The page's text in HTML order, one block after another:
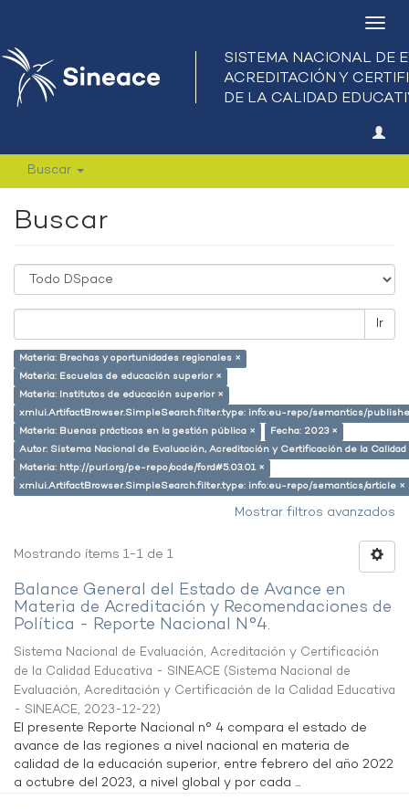
Buscar
Buscar
Ir
Materia: Brechas y oportunidades regionales ×
Materia: Escuelas de educación superior ×
Materia: Institutos de educación superior ×
xmlui.ArtifactBrowser.SimpleSearch.filter.type: info:eu-repo/semantics/
Materia: Buenas prácticas en la gestión pública ×
Fecha: 2023 ×
Autor: Sistema Nacional de Evaluación, Acreditación y Certificación de la
Materia: http://purl.org/pe-repo/ocde/ford#5.03.01 ×
xmlui.ArtifactBrowser.SimpleSearch.filter.type: info:eu-repo/semantics/article ×
Mostrar filtros avanzados
Mostrando ítems 1-1 de 1
Balance General del Estado de Avance en
Materia de Acreditación y Recomendaciones de
Política - Reporte Nacional N°4.
Sistema Nacional de Evaluación, Acreditación y Certificación
de la Calidad Educativa - SINEACE (Sistema Nacional de
Evaluación, Acreditación y Certificación de la Calidad Educativa
- SINEACE, 2023-12-22)
El presente Reporte Nacional n° 4 compara el estado de
avance de las regiones a nivel nacional en materia de
calidad de la educación superior, entre febrero del año 2022
a octubre del 2023, a nivel global y por cada ...